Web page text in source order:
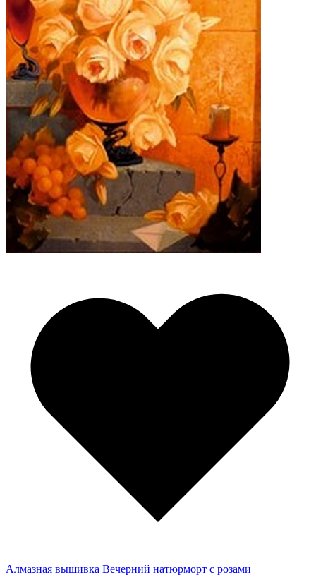
Алмазная вышивка Вечерний натюрморт с розами